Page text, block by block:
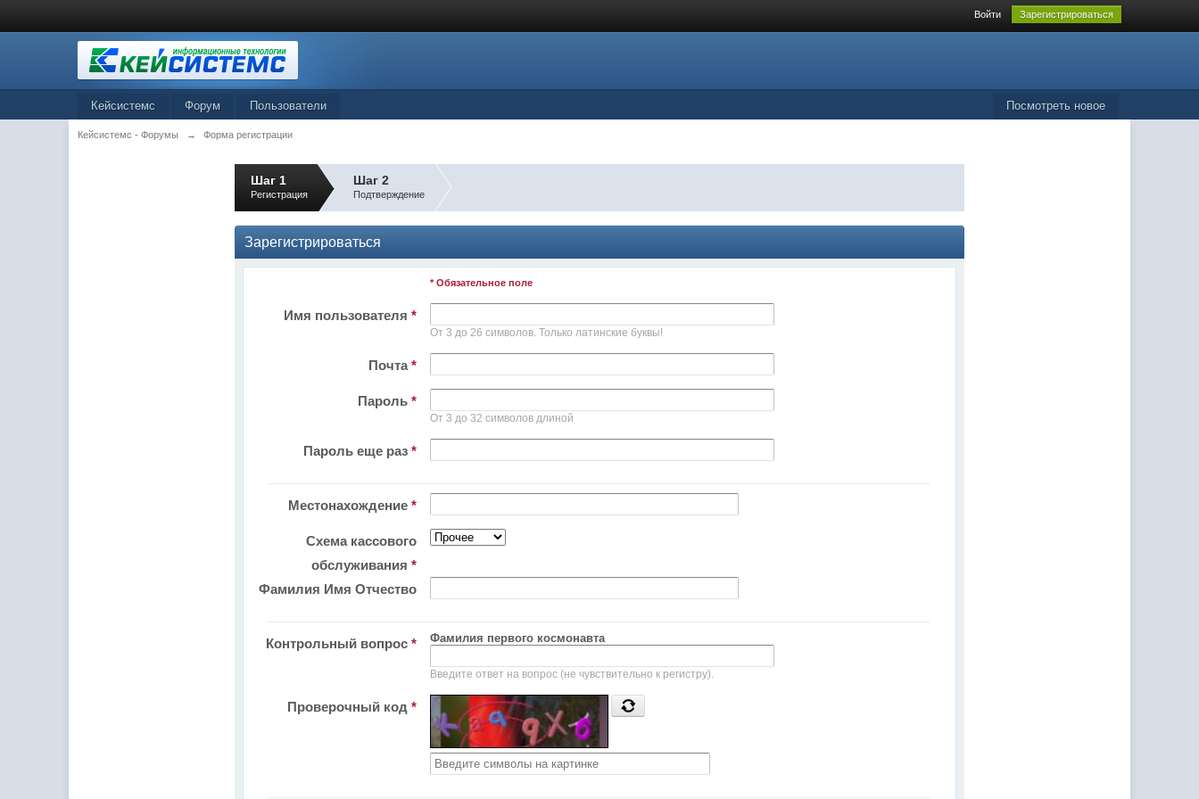
Войти Зарегистрироваться
Посмотреть новое
Кейсистемс Форум Пользователи
Кейсистемс - Форумы → Форма регистрации
Шаг 1
Регистрация
Шаг 2
Подтверждение
Зарегистрироваться
* Обязательное поле
Имя пользователя *
От 3 до 26 символов. Только латинские буквы!
Почта*
Пароль *
От 3 до 32 символов длиной
Пароль еще раз *
Местонахождение *
Схема кассового
обслуживания *
Фамилия Имя Отчество
Контрольный вопрос * Фамилия первого космонавта
Введите ответ на вопрос (не чувствительно к регистру).
Проверочный код *